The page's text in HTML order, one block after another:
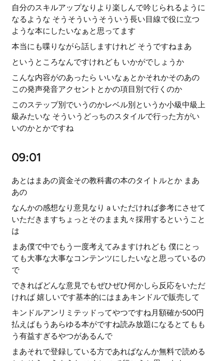
自分のスキルアップなりより楽しんで吟じられるように
なるような そうそういうそういう長い目線で役に立つ
ような本にしたいなぁと思ってます
本当にも喋りながら話しますけれど そうですねまあ
というところなんですけれども いかがでしょうか
こんな内容がのあったら いいなぁとかそれかそのあの
この発声発音アクセントとかの項目別で行くのか
このステップ別でいうのかレベル別というか小級中級上
級みたいな そういうどっちのスタイルで行った方がい
いのかとかですね
09:01
あとはまあの資金その教科書の本のタイトルとか まあ
あの
なんかの感想なり意見なり a いただければ参考にさせて
いただきますちょっとそのまま丸々採用するということ
は
まあ僕で中でもう一度考えてみますけれども 僕にとっ
ても大事な大事なコンテンツにしたいなと思っているの
で
できればどんな意見でもぜひぜひ何かしら反応をいただ
ければ 嬉しいです基本的にはまあキンドルで販売して
キンドルアンリミテッドってやつですね月額確か500円
払えばもうあらゆる本がですね読み放題になるとてもも
う有益すぎるやつがあるんで
まあそれで登録している方であればなんか無料で読める